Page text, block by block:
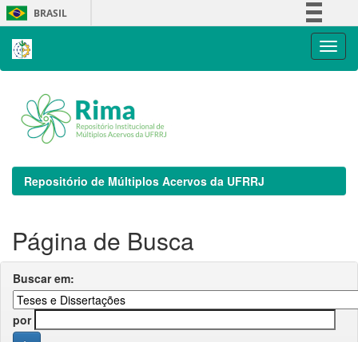
Skip
navigation
BRASIL
Repositório de Múltiplos Acervos da UFRRJ
Página de Busca
Buscar em:
por